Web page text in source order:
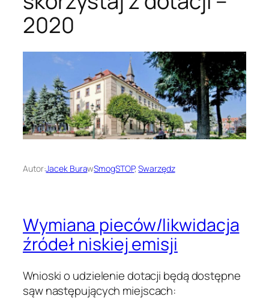
2020
Autor:Jacek BurawSmogSTOP, Swarzędz
Wymiana pieców/likwidacja
źródeł niskiej emisji
Wnioski o udzielenie dotacji będą dostępne
sąw następujących miejscach: